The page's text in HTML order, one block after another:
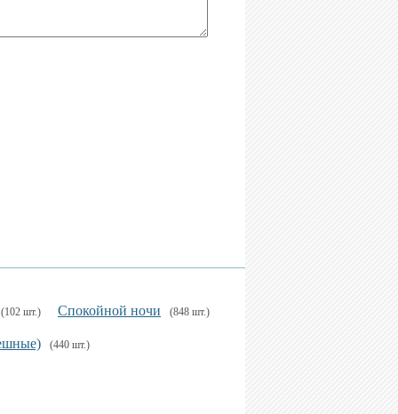
(102 шт.) Спокойной ночи (848 шт.)
(440 шт.)